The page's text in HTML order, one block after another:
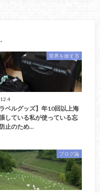
世界を旅する
ラベルグッズ】年10回以上海
している私が使っている忘
止のため…
ブログ論